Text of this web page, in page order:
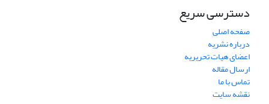
دسترسی سریع
صفحه اصلی
درباره نشریه
اعضای هیات تحریریه
ارسال مقاله
تماس با ما
نقشه سایت